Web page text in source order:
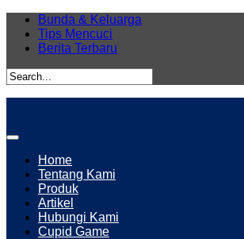
Bunda & Keluarga
Tips Mencuci
Berita Terbaru
Home
Tentang Kami
Produk
Artikel
Hubungi Kami
Cupid Game